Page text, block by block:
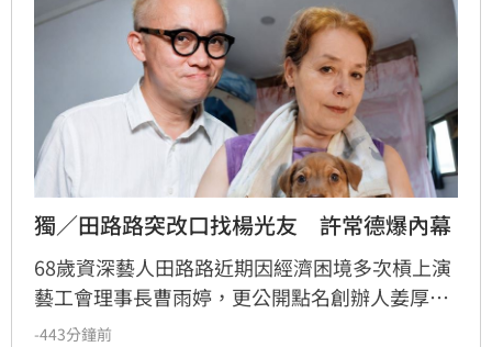
獨／田路路突改口找楊光友　許常德爆內幕
68歲資深藝人田路路近期因經濟困境多次槓上演
藝工會理事長曹雨婷，更公開點名創辦人姜厚任
出面，事後卻發文坦言搞錯對象，真正想找的是
-443分鐘前